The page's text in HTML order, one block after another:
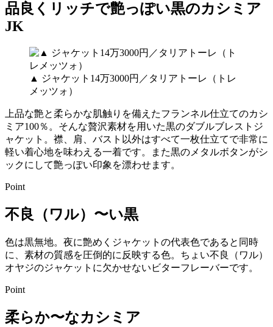
品良くリッチで艶っぽい黒のカシミア
JK
▲ ジャケット14万3000円／タリアトーレ（トレ
メッツォ）
上品な艶と柔らかな肌触りを備えたフランネル仕立てのカシ
ミア100％。そんな贅沢素材を用いた黒のダブルブレストジ
ャケット。襟、肩、バスト以外はすべて一枚仕立てで非常に
軽い着心地を味わえる一着です。また黒のメタルボタンがシ
ックにして艶っぽい印象を漂わせます。
Point
不良（ワル）〜い黒
色は黒無地。夜に艶めくジャケットの代表色であると同時
に、素材の質感を圧倒的に反映する色。ちょい不良（ワル）
オヤジのジャケットに欠かせないビターフレーバーです。
Point
柔らか〜なカシミア